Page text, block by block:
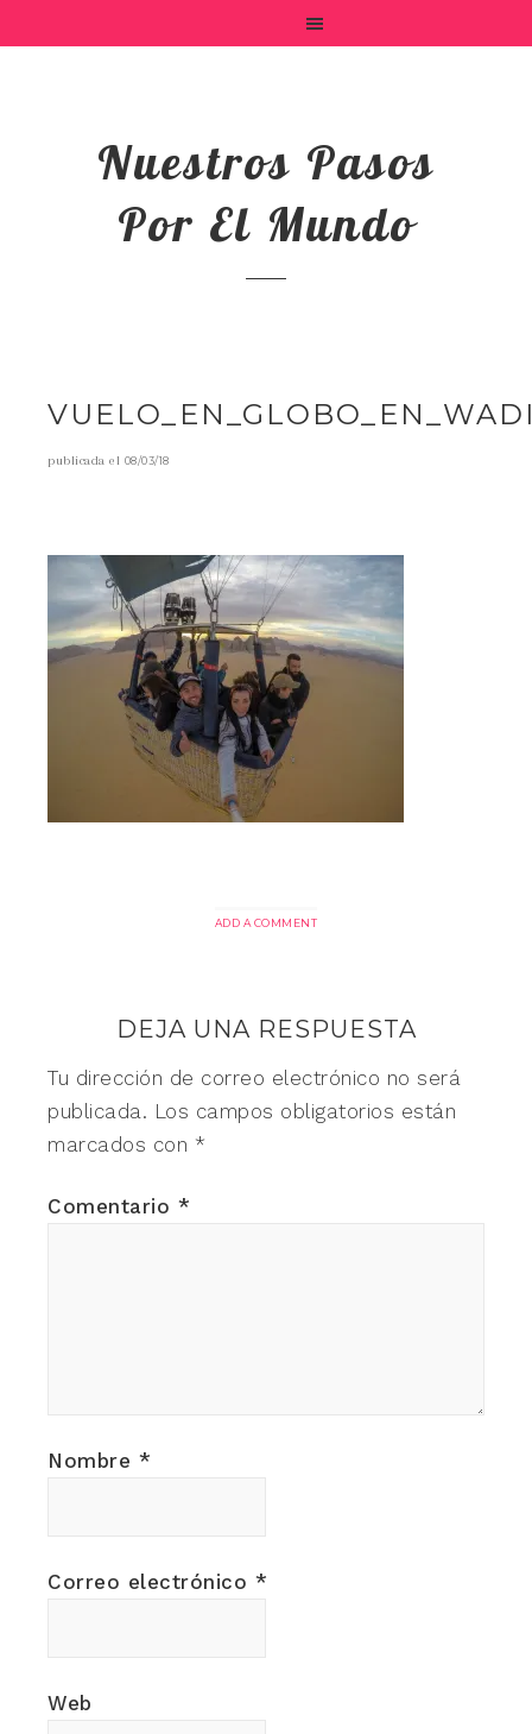
Nuestros Pasos
Por El Mundo
publicada el 08/03/18
ADD A COMMENT
DEJA UNA RESPUESTA
Tu dirección de correo electrónico no será
publicada. Los campos obligatorios están
marcados con *
Comentario *
Nombre *
Correo electrónico *
Web